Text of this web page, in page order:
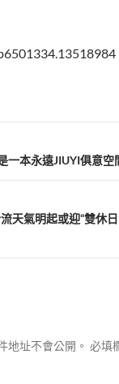
一本永遠JIUYI俱意空
天氣明起或迎“雙休
地址不會公開。 必填